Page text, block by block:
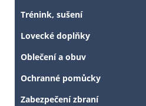
Trénink, sušení
Lovecké doplňky
Oblečení a obuv
Ochranné pomůcky
Zabezpečení zbraní